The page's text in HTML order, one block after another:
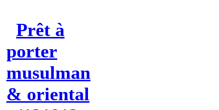
Prêt à
porter
musulman
& oriental